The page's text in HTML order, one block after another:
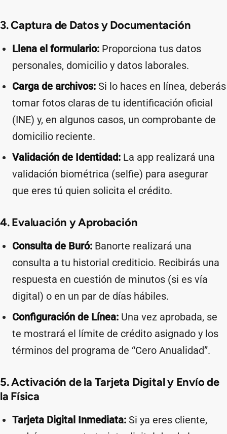
3. Captura de Datos y Documentación
Llena el formulario: Proporciona tus datos
personales, domicilio y datos laborales.
Carga de archivos: Si lo haces en línea, deberás
tomar fotos claras de tu identificación oficial
(INE) y, en algunos casos, un comprobante de
domicilio reciente.
Validación de Identidad: La app realizará una
validación biométrica (selfie) para asegurar
que eres tú quien solicita el crédito.
4. Evaluación y Aprobación
Consulta de Buró: Banorte realizará una
consulta a tu historial crediticio. Recibirás una
respuesta en cuestión de minutos (si es vía
digital) o en un par de días hábiles.
Configuración de Línea: Una vez aprobada, se
te mostrará el límite de crédito asignado y los
términos del programa de “Cero Anualidad”.
5. Activación de la Tarjeta Digital y Envío de
la Física
Tarjeta Digital Inmediata: Si ya eres cliente,